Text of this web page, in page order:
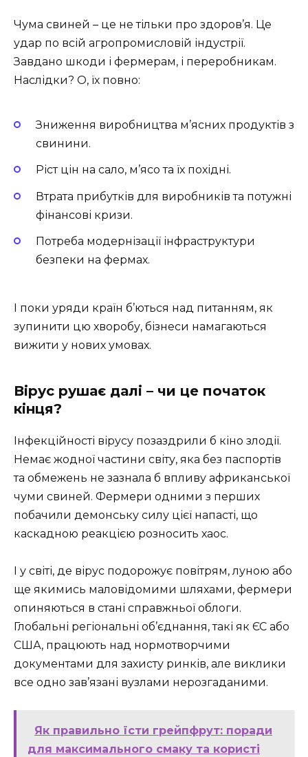
Чума свиней – це не тільки про здоров’я. Це
удар по всій агропромисловій індустрії.
Завдано шкоди і фермерам, і переробникам.
Наслідки? О, їх повно:
Зниження виробництва м’ясних продуктів з
свинини.
Ріст цін на сало, м’ясо та їх похідні.
Втрата прибутків для виробників та потужні
фінансові кризи.
Потреба модернізації інфраструктури
безпеки на фермах.
І поки уряди країн б’ються над питанням, як
зупинити цю хворобу, бізнеси намагаються
вижити у нових умовах.
Вірус рушає далі – чи це початок
кінця?
Інфекційності вірусу позаздрили б кіно злодії.
Немає жодної частини світу, яка без паспортів
та обмежень не зазнала б впливу африканської
чуми свиней. Фермери одними з перших
побачили демонську силу цієї напасті, що
каскадною реакцією розносить хаос.
І у світі, де вірус подорожує повітрям, луною або
ще якимись маловідомими шляхами, фермери
опиняються в стані справжньої облоги.
Глобальні регіональні об’єднання, такі як ЄС або
США, працюють над нормотворчими
документами для захисту ринків, але виклики
все одно зав’язані вузлами нерозгаданими.
Як правильно їсти грейпфрут: поради
для максимального смаку та користі